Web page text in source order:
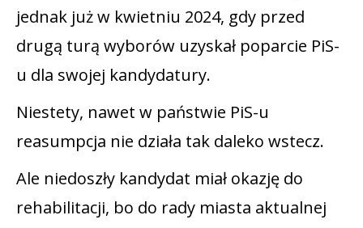
jednak już w kwietniu 2024, gdy przed
drugą turą wyborów uzyskał poparcie PiS-
u dla swojej kandydatury.
Niestety, nawet w państwie PiS-u
reasumpcja nie działa tak daleko wstecz.
Ale niedoszły kandydat miał okazję do
rehabilitacji, bo do rady miasta aktualnej